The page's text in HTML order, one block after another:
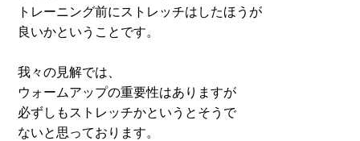
トレーニング前にストレッチはしたほうが
良いかということです。
我々の見解では、
ウォームアップの重要性はありますが
必ずしもストレッチかというとそうで
ないと思っております。